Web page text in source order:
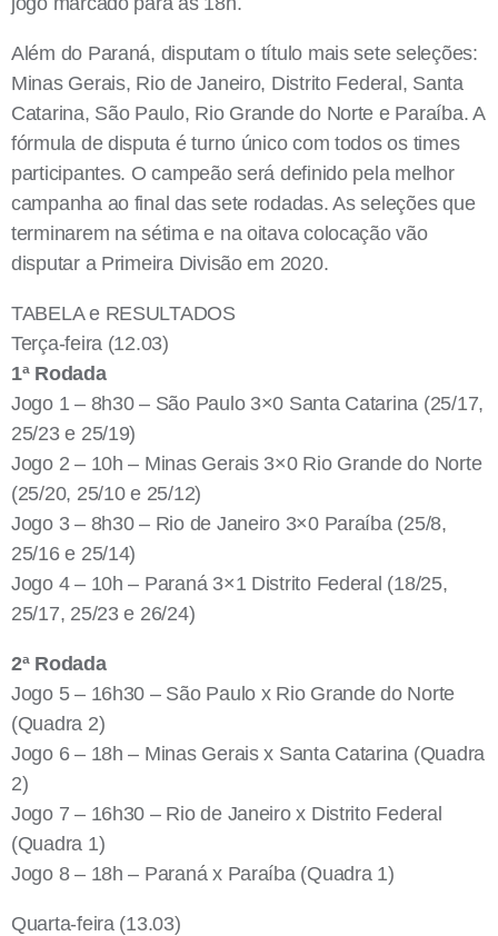
Além do Paraná, disputam o título mais sete seleções:
Minas Gerais, Rio de Janeiro, Distrito Federal, Santa
Catarina, São Paulo, Rio Grande do Norte e Paraíba. A
fórmula de disputa é turno único com todos os times
participantes. O campeão será definido pela melhor
campanha ao final das sete rodadas. As seleções que
terminarem na sétima e na oitava colocação vão
disputar a Primeira Divisão em 2020.
TABELA e RESULTADOS
Terça-feira (12.03)
1ª Rodada
Jogo 1 – 8h30 – São Paulo 3×0 Santa Catarina (25/17,
25/23 e 25/19)
Jogo 2 – 10h – Minas Gerais 3×0 Rio Grande do Norte
(25/20, 25/10 e 25/12)
Jogo 3 – 8h30 – Rio de Janeiro 3×0 Paraíba (25/8,
25/16 e 25/14)
Jogo 4 – 10h – Paraná 3×1 Distrito Federal (18/25,
25/17, 25/23 e 26/24)
2ª Rodada
Jogo 5 – 16h30 – São Paulo x Rio Grande do Norte
(Quadra 2)
Jogo 6 – 18h – Minas Gerais x Santa Catarina (Quadra
2)
Jogo 7 – 16h30 – Rio de Janeiro x Distrito Federal
(Quadra 1)
Jogo 8 – 18h – Paraná x Paraíba (Quadra 1)
Quarta-feira (13.03)